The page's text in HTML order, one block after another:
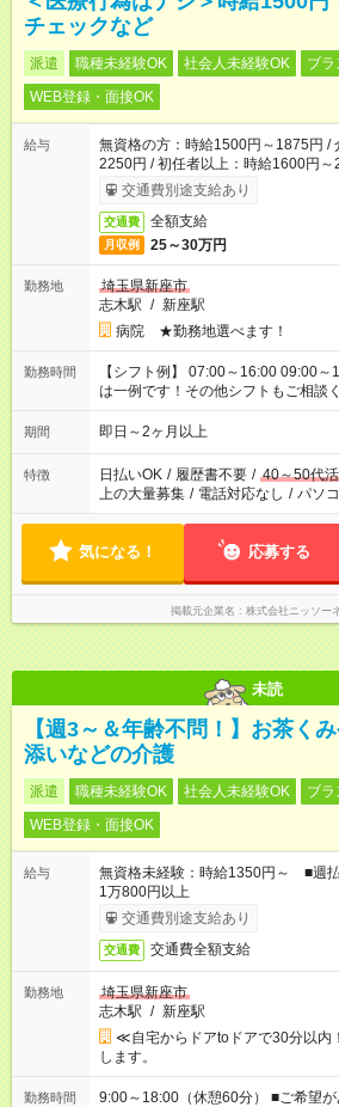
チェックなど
派遣 職種未経験OK 社会人未経験OK
ブラ
WEB登録・面接OK
給与
無資格の方：時給1500円～1875円 /
2250円 / 初任者以上：時給1600円～
交通費別途支給あり
交通費 全額支給
月収例 25～30万円
勤務地
埼玉県新座市
志木駅 / 新座駅
病院 ★勤務地選べます！
勤務時間
【シフト例】 07:00～16:00 09:00～
は一例です！その他シフトもご相談
期間 即日～2ヶ月以上
特徴 日払いOK / 履歴書不要 / 40～50代
上の大量募集 / 電話対応なし / パソ
気になる！ 応募する
掲載元企業名 株式会社ニッソー
未読
【週3～＆年齢不問！】お茶く
添いなどの介護
派遣 職種未経験OK 社会人未経験OK
ブラ
WEB登録・面接OK
給与
無資格未経験：時給1350円～ ■
1万800円以上
交通費別途支給あり
交通費 交通費全額支給
勤務地
埼玉県新座市
志木駅 / 新座駅
≪自宅からドアtoドアで30分以
します。
勤務時間
9:00～18:00（休憩60分） ■ご希望があれば下記シフトもOK！